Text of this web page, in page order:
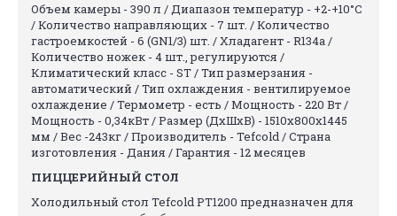
Объем камеры - 390 л / Диапазон температур - +2-+10°C
/ Количество направляющих - 7 шт. /Количество
гастроемкостей - 6 (GN1/3) шт. / Хладагент - R134a /
Количество ножек - 4 шт., регулируются /
Климатический класс - ST / Тип размерзания -
автоматический / Тип охлаждения - вентилируемое
охлаждение / Термометр - есть / Мощность - 220 Вт /
Мощность - 0,34кВт / Размер (ДхШхВ) - 1510x800x1445
мм / Вес -243кг / Производитель - Tefcold / Страна
изготовления - Дания / Гарантия - 12 месяцев
ПИЦЦЕРИЙНЫЙ СТОЛ
Холодильный стол Tefcold PT1200 предназначен для